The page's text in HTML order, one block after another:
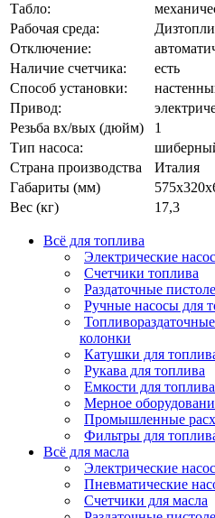
Табло:
Рабочая среда:
Отключение:
Наличие счетчика:
есть
Способ установки:
Привод:
Резьба вх/вых (дюйм)
1
Тип насоса:
Страна производства
Италия
Габариты (мм)
Вес (кг)
17,3
Всё для топлива
Электрические
Счетчики топлива
Раздаточные
Ручные насосы для
колонки
Катушки для
Рукава для топлива
Емкости для топлива
Мерное
Промышленные
Фильтры для
Всё для масла
Электрические
Пневматические
Счетчики для масла